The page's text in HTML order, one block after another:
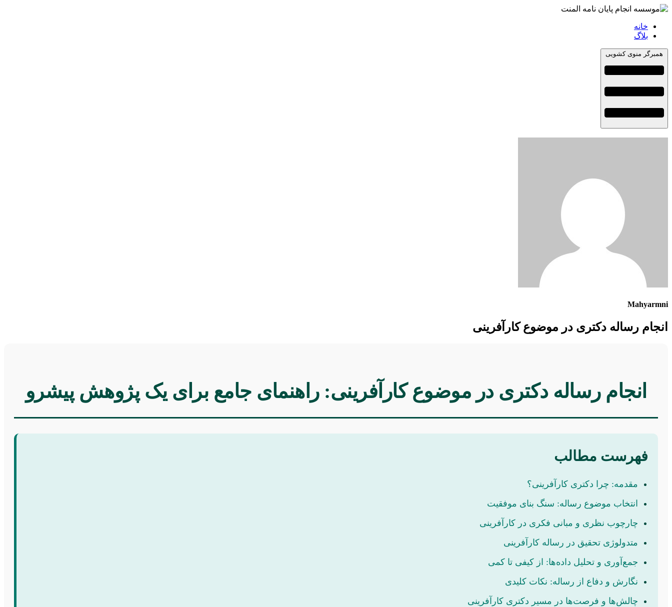
خانه
بلاگ
همبرگر منوی کشویی
Mahyarmni
انجام رساله دکتری در موضوع کارآفرینی
انجام رساله دکتری در موضوع کارآفرینی: راهنمای جامع برای یک پژوهش پیشرو
فهرست مطالب
مقدمه: چرا دکتری کارآفرینی؟
انتخاب موضوع رساله: سنگ بنای موفقیت
چارچوب نظری و مبانی فکری در کارآفرینی
متدولوژی تحقیق در رساله کارآفرینی
جمع‌آوری و تحلیل داده‌ها: از کیفی تا کمی
نگارش و دفاع از رساله: نکات کلیدی
چالش‌ها و فرصت‌ها در مسیر دکتری کارآفرینی